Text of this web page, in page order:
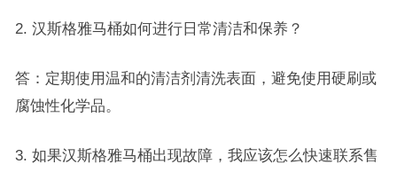
2. 汉斯格雅马桶如何进行日常清洁和保养？
答：定期使用温和的清洁剂清洗表面，避免使用硬刷或
腐蚀性化学品。
3. 如果汉斯格雅马桶出现故障，我应该怎么快速联系售